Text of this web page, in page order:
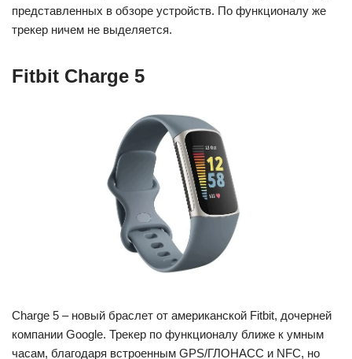
представленных в обзоре устройств. По функционалу же
трекер ничем не выделяется.
Fitbit Charge 5
Charge 5 – новый браслет от американской Fitbit, дочерней
компании Google. Трекер по функционалу ближе к умным
часам, благодаря встроенным GPS/ГЛОНАСС и NFC, но